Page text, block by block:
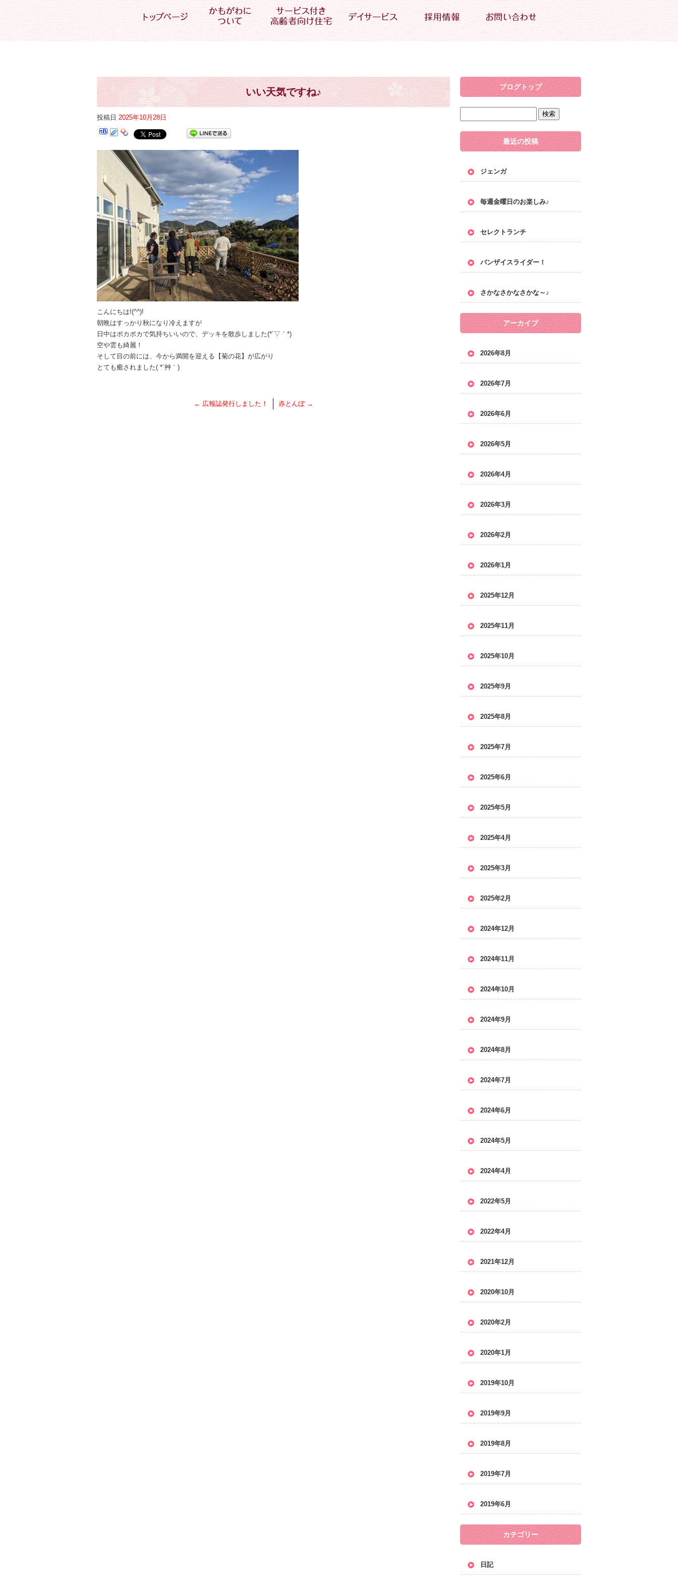
いい天気ですね♪
投稿日 2025年10月28日
こんにちは!(^^)!
朝晩はすっかり秋になり冷えますが
日中はポカポカで気持ちいいので、デッキを散歩しました(*´▽｀*)
空や雲も綺麗！
そして目の前には、今から満開を迎える【菊の花】が広がり
とても癒されました( *´艸｀)
← 広報誌発行しました！ 赤とんぼ →
ブログトップ
最近の投稿
ジェンガ
毎週金曜日のお楽しみ♪
セレクトランチ
バンザイスライダー！
さかなさかなさかな～♪
アーカイブ
2026年8月
2026年7月
2026年6月
2026年5月
2026年4月
2026年3月
2026年2月
2026年1月
2025年12月
2025年11月
2025年10月
2025年9月
2025年8月
2025年7月
2025年6月
2025年5月
2025年4月
2025年3月
2025年2月
2024年12月
2024年11月
2024年10月
2024年9月
2024年8月
2024年7月
2024年6月
2024年5月
2024年4月
2022年5月
2022年4月
2021年12月
2020年10月
2020年2月
2020年1月
2019年10月
2019年9月
2019年8月
2019年7月
2019年6月
カテゴリー
日記